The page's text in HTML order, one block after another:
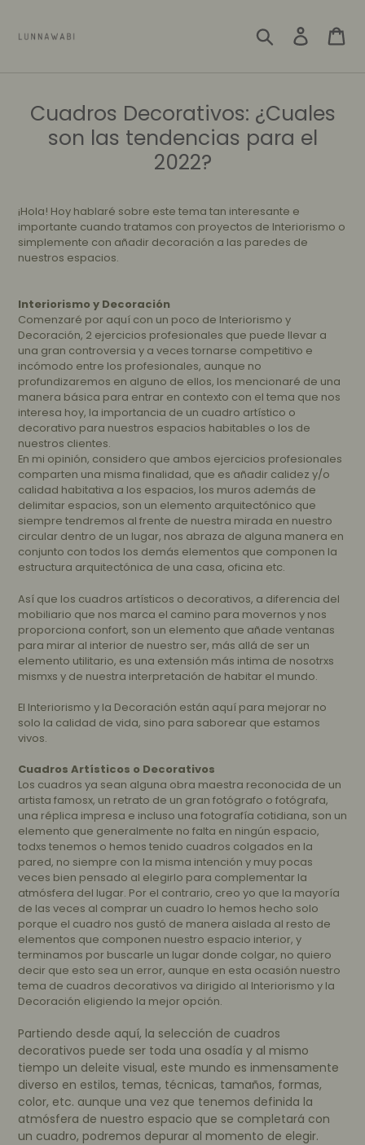
content
Search Log in
Cuadros Decorativos: ¿Cuales
son las tendencias para el
2022?
¡Hola! Hoy hablaré sobre este tema tan interesante e
importante cuando tratamos con proyectos de Interiorismo o
simplemente con añadir decoración a las paredes de
nuestros espacios.
Interiorismo y Decoración
Comenzaré por aquí con un poco de Interiorismo y
Decoración, 2 ejercicios profesionales que puede llevar a
una gran controversia y a veces tornarse competitivo e
incómodo entre los profesionales, aunque no
profundizaremos en alguno de ellos, los mencionaré de una
manera básica para entrar en contexto con el tema que nos
interesa hoy, la importancia de un cuadro artístico o
decorativo para nuestros espacios habitables o los de
nuestros clientes.
En mi opinión, considero que ambos ejercicios profesionales
comparten una misma finalidad, que es añadir calidez y/o
calidad habitativa a los espacios, los muros además de
delimitar espacios, son un elemento arquitectónico que
siempre tendremos al frente de nuestra mirada en nuestro
circular dentro de un lugar, nos abraza de alguna manera en
conjunto con todos los demás elementos que componen la
estructura arquitectónica de una casa, oficina etc.
Así que los cuadros artísticos o decorativos, a diferencia del
mobiliario que nos marca el camino para movernos y nos
proporciona confort, son un elemento que añade ventanas
para mirar al interior de nuestro ser, más allá de ser un
elemento utilitario, es una extensión más intima de nosotrxs
mismxs y de nuestra interpretación de habitar el mundo.
El Interiorismo y la Decoración están aquí para mejorar no
solo la calidad de vida, sino para saborear que estamos
vivos.
Cuadros Artísticos o Decorativos
Los cuadros ya sean alguna obra maestra reconocida de un
artista famosx, un retrato de un gran fotógrafo o fotógrafa,
una réplica impresa e incluso una fotografía cotidiana, son un
elemento que generalmente no falta en ningún espacio,
todxs tenemos o hemos tenido cuadros colgados en la
pared, no siempre con la misma intención y muy pocas
veces bien pensado al elegirlo para complementar la
atmósfera del lugar. Por el contrario, creo yo que la mayoría
de las veces al comprar un cuadro lo hemos hecho solo
porque el cuadro nos gustó de manera aislada al resto de
elementos que componen nuestro espacio interior, y
terminamos por buscarle un lugar donde colgar, no quiero
decir que esto sea un error, aunque en esta ocasión nuestro
tema de cuadros decorativos va dirigido al Interiorismo y la
Decoración eligiendo la mejor opción.
Partiendo desde aquí, la selección de cuadros
decorativos puede ser toda una osadía y al mismo
tiempo un deleite visual, este mundo es inmensamente
diverso en estilos, temas, técnicas, tamaños, formas,
color, etc. aunque una vez que tenemos definida la
atmósfera de nuestro espacio que se completará con
un cuadro, podremos depurar al momento de elegir.